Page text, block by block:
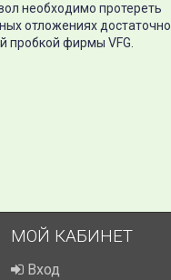
необходимо протереть
отложениях достаточно
пробкой фирмы VFG.
МОЙ КАБИНЕТ
Вход